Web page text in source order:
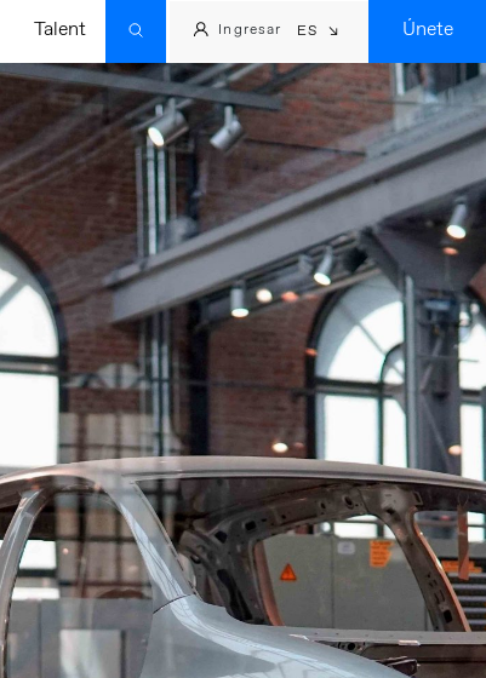
Talent Ingresar ES Únete